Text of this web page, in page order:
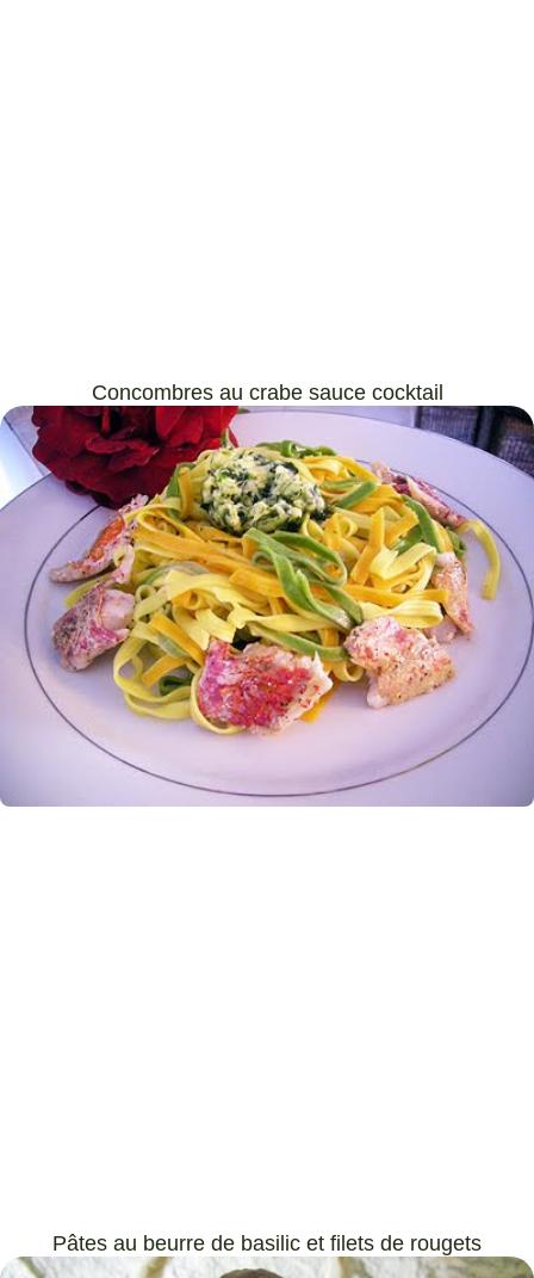
Concombres au crabe sauce cocktail
Pâtes au beurre de basilic et filets de rougets